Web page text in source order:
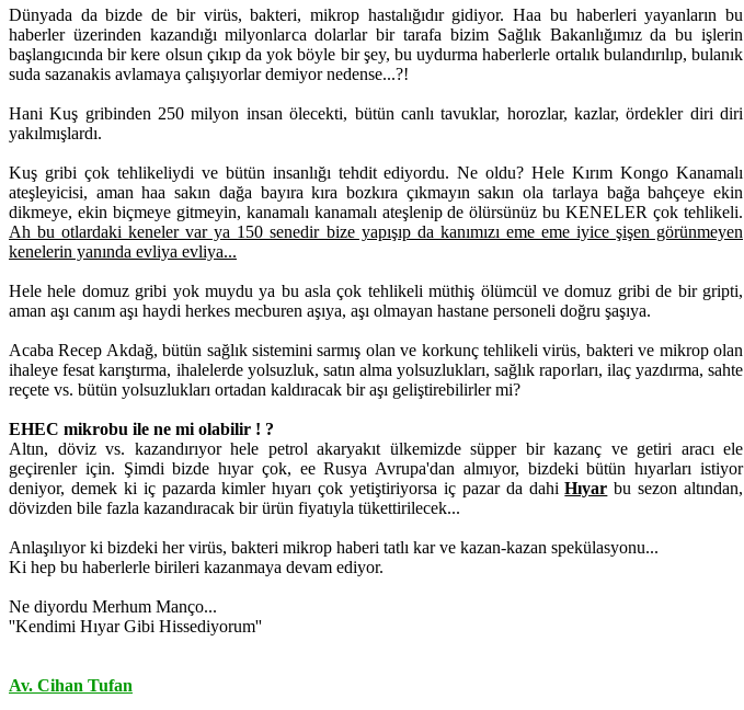
Dünyada da bizde de bir virüs, bakteri, mikrop hastalığıdır gidiyor. Haa bu haberleri yayanların bu
haberler üzerinden kazandığı milyonlarca dolarlar bir tarafa bizim Sağlık Bakanlığımız da bu işlerin
başlangıcında bir kere olsun çıkıp da yok böyle bir şey, bu uydurma haberlerle ortalık bulandırılıp, bulanık
suda sazanakis avlamaya çalışıyorlar demiyor nedense...?!
Hani Kuş gribinden 250 milyon insan ölecekti, bütün canlı tavuklar, horozlar, kazlar, ördekler diri diri
yakılmışlardı.
Kuş gribi çok tehlikeliydi ve bütün insanlığı tehdit ediyordu. Ne oldu? Hele Kırım Kongo Kanamalı
ateşleyicisi, aman haa sakın dağa bayıra kıra bozkıra çıkmayın sakın ola tarlaya bağa bahçeye ekin
dikmeye, ekin biçmeye gitmeyin, kanamalı kanamalı ateşlenip de ölürsünüz bu KENELER çok tehlikeli.
Ah bu otlardaki keneler var ya 150 senedir bize yapışıp da kanımızı eme eme iyice şişen görünmeyen
kenelerin yanında evliya evliya...
Hele hele domuz gribi yok muydu ya bu asla çok tehlikeli müthiş ölümcül ve domuz gribi de bir gripti,
aman aşı canım aşı haydi herkes mecburen aşıya, aşı olmayan hastane personeli doğru şaşıya.
Acaba Recep Akdağ, bütün sağlık sistemini sarmış olan ve korkunç tehlikeli virüs, bakteri ve mikrop olan
ihaleye fesat karıştırma, ihalelerde yolsuzluk, satın alma yolsuzlukları, sağlık raporları, ilaç yazdırma, sahte
reçete vs. bütün yolsuzlukları ortadan kaldıracak bir aşı geliştirebilirler mi?
EHEC mikrobu ile ne mi olabilir ! ?
Altın, döviz vs. kazandırıyor hele petrol akaryakıt ülkemizde süpper bir kazanç ve getiri aracı ele
geçirenler için. Şimdi bizde hıyar çok, ee Rusya Avrupa'dan almıyor, bizdeki bütün hıyarları istiyor
deniyor, demek ki iç pazarda kimler hıyarı çok yetiştiriyorsa iç pazar da dahiHıyar bu sezon altından,
dövizden bile fazla kazandıracak bir ürün fiyatıyla tükettirilecek...
Anlaşılıyor ki bizdeki her virüs, bakteri mikrop haberi tatlı kar ve kazan-kazan spekülasyonu...
Ki hep bu haberlerle birileri kazanmaya devam ediyor.
Ne diyordu Merhum Manço...
''Kendimi Hıyar Gibi Hissediyorum''
Av. Cihan Tufan